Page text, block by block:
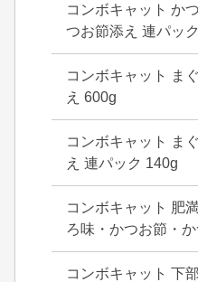
コンボキャット か
つお節添え 連パッ
コンボキャット ま
え 600g
コンボキャット ま
え 連パック 140g
コンボキャット 肥
ろ味・かつお節・
コンボキャット 下